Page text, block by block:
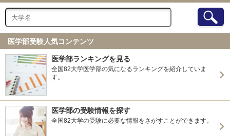
医学部受験人気コンテンツ
医学部ランキングを見る
全国82大学医学部の気になるランキングを紹介していま
す。
医学部の受験情報を探す
全国82大学の受験に必要な情報をさがすことができます。